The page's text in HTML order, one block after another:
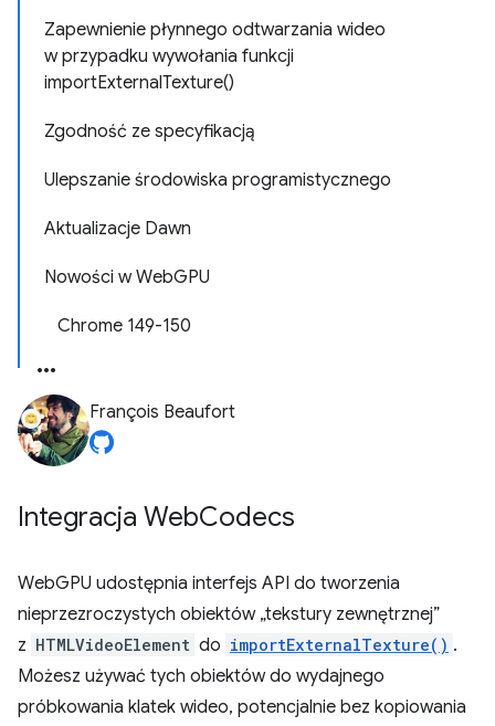
Zapewnienie płynnego odtwarzania wideo
w przypadku wywołania funkcji
importExternalTexture()
Zgodność ze specyfikacją
Ulepszanie środowiska programistycznego
Aktualizacje Dawn
Nowości w WebGPU
Chrome 149-150
François Beaufort
Integracja WebCodecs
WebGPU udostępnia interfejs API do tworzenia
nieprzezroczystych obiektów „tekstury zewnętrznej”
z HTMLVideoElement do importExternalTexture() .
Możesz używać tych obiektów do wydajnego
próbkowania klatek wideo, potencjalnie bez kopiowania